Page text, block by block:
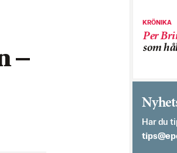
–
KRÖNIKA
Per
som
Har du